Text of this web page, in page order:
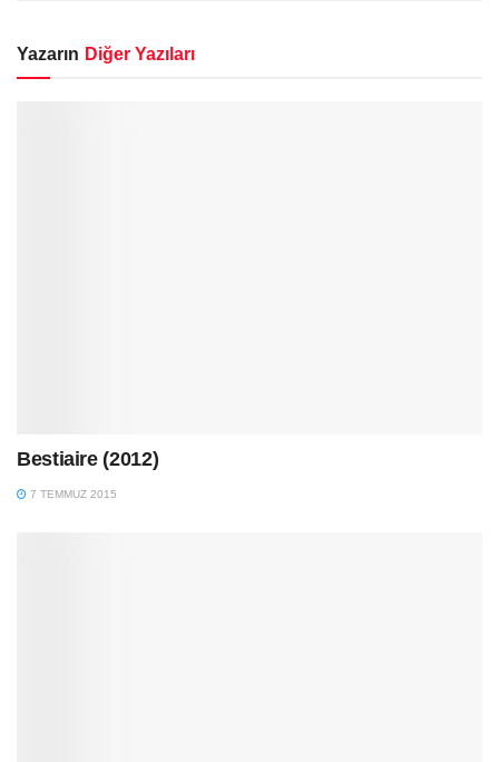
Yazarın Diğer Yazıları
Bestiaire (2012)
7 TEMMUZ 2015